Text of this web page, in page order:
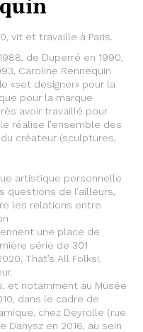
vit et travaille à Paris.
de Duperré en 1990,
Caroline Rennequin
«set designer» pour la
pour la marque
avoir travaillé pour
réalise l’ensemble des
créateur (sculptures,
artistique personnelle
questions de l’ailleurs,
les relations entre
une place de
série de 301
That’s All Folks!,
et notamment au Musée
dans le cadre de
chez Deyrolle (rue
Danysz en 2016, au sein